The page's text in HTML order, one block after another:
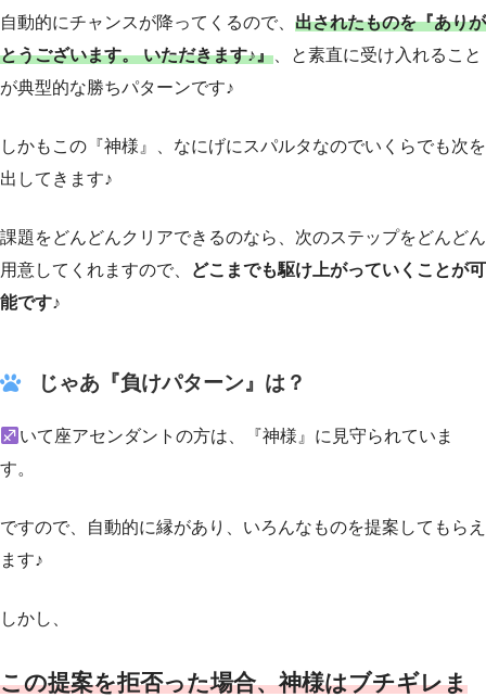
自動的にチャンスが降ってくるので、 出されたものを『ありが
とうございます。 いただきます♪』 、と素直に受け入れること
が典型的な勝ちパターンです♪
しかもこの『神様』、なにげにスパルタなのでいくらでも次を
出してきます♪
課題をどんどんクリアできるのなら、次のステップをどんどん
用意してくれますので、
どこまでも駆け上がっていくことが可
能です♪
じゃあ『負けパターン』は？
いて座アセンダントの方は、『神様』に見守られていま
す。
ですので、自動的に縁があり、いろんなものを提案してもらえ
ます♪
しかし、
この提案を拒否った場合、神様はブチギレま